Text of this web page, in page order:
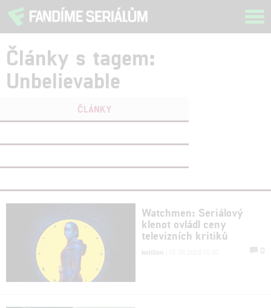
Články s tagem:
Unbelievable
ČLÁNKY
Watchmen: Seriálový
klenot ovládl ceny
televizních kritiků
kotilion 0